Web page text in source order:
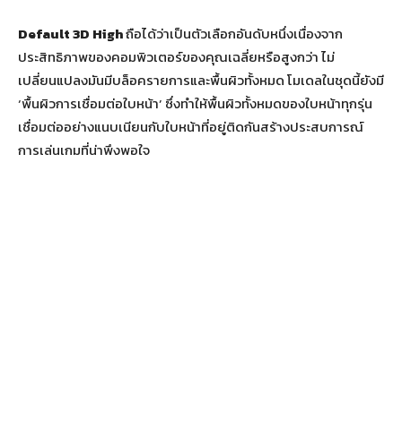
Default 3D Highถือได้ว่าเป็นตัวเลือกอันดับหนึ่งเนื่องจาก
ประสิทธิภาพของคอมพิวเตอร์ของคุณเฉลี่ยหรือสูงกว่า ไม่
เปลี่ยนแปลงมันมีบล็อครายการและพื้นผิวทั้งหมด โมเดลในชุดนี้ยังมี
‘พื้นผิวการเชื่อมต่อใบหน้า’ ซึ่งทำให้พื้นผิวทั้งหมดของใบหน้าทุกรุ่น
เชื่อมต่ออย่างแนบเนียนกับใบหน้าที่อยู่ติดกันสร้างประสบการณ์
การเล่นเกมที่น่าพึงพอใจ